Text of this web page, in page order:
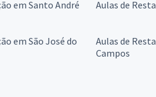
em Santo André
Aulas de
em São José do
Aulas de
Campos